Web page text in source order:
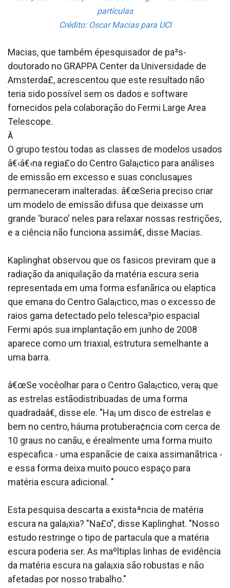
partículas
Crédito: Oscar Macias para UCI
Macias, que também épesquisador de pa³s-
doutorado no GRAPPA Center da Universidade de
Amsterda£, acrescentou que este resultado não
teria sido possí­vel sem os dados e software
fornecidos pela colaboração do Fermi Large Area
Telescope.
Â
O grupo testou todas as classes de modelos usados
â€‹â€‹na regia£o do Centro Gala¡ctico para análises
de emissão em excesso e suas conclusaµes
permaneceram inalteradas. â€œSeria preciso criar
um modelo de emissão difusa que deixasse um
grande 'buraco' neles para relaxar nossas restrições,
e a ciência não funciona assimâ€, disse Macias.
Kaplinghat observou que os fa­sicos previram que a
radiação da aniquilação da matéria escura seria
representada em uma forma esfanãrica ou ela­ptica
que emana do Centro Gala¡ctico, mas o excesso de
raios gama detectado pelo telesca³pio espacial
Fermi após sua implantação em junho de 2008
aparece como um triaxial, estrutura semelhante a
uma barra.
â€œSe vocêolhar para o Centro Gala¡ctico, vera¡ que
as estrelas estãodistribua­das de uma forma
quadradaâ€, disse ele. "Ha¡ um disco de estrelas e
bem no centro, háuma protubera¢ncia com cerca de
10 graus no canãu, e érealmente uma forma muito
especa­fica - uma espanãcie de caixa assimanãtrica -
e essa forma deixa muito pouco espaço para
matéria escura adicional. "
Esta pesquisa descarta a existaªncia de matéria
escura na gala¡xia? "Na£o", disse Kaplinghat. "Nosso
estudo restringe o tipo de parta­cula que a matéria
escura poderia ser. As maºltiplas linhas de evidência
da matéria escura na gala¡xia são robustas e não
afetadas por nosso trabalho."